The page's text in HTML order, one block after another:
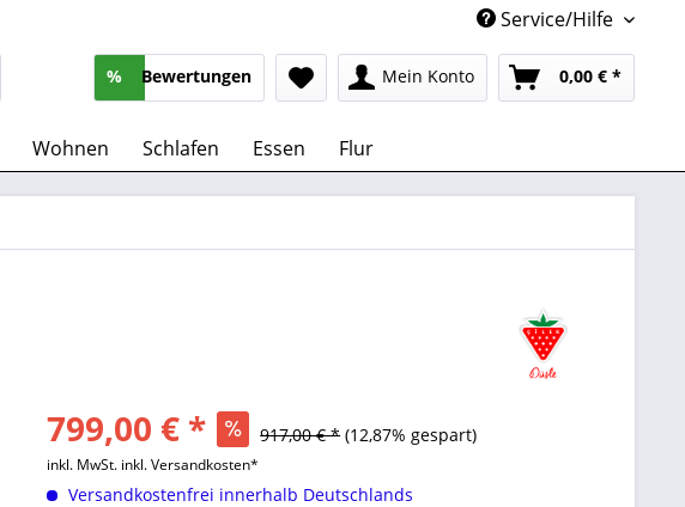
Service/Hilfe
% Bewertungen Mein Konto 0,00 € *
Wohnen Schlafen Essen Flur
799,00 € * 917,00 € * (12,87% gespart)
inkl. MwSt. inkl. Versandkosten*
Versandkostenfrei innerhalb Deutschlands